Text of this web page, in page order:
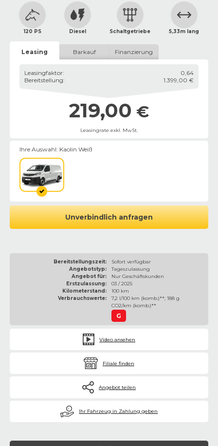
120 PS Diesel Schaltgetriebe 5,33m lang
Leasing Barkauf Finanzierung
Leasingfaktor:
0,64
Bereitstellung: 1.399,00 €
219,00 €
Leasingrate exkl. MwSt.
Ihre Auswahl: Kaolin Weiß
Unverbindlich anfragen
Bereitstellungszeit:
Sofort verfügbar
Angebotstyp:
Tageszulassung
Angebot für:
Nur Geschäftskunden
Erstzulassung:
03 / 2025
Kilometerstand:
100 km
Verbrauchswerte:
7,2 l/100 km (komb.)**; 188 g
CO2/km (komb.)**
G
Video ansehen
Filiale finden
Angebot teilen
€ Ihr Fahrzeug in Zahlung geben